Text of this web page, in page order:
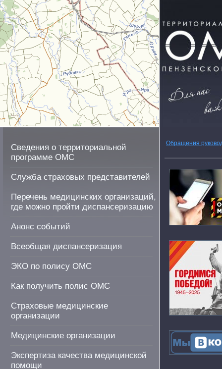
Сведения о территориальной
программе ОМС
Служба страховых представителей
Перечень медицинских организаций,
где можно пройти диспансеризацию
Анонс событий
Всеобщая диспансеризация
ЭКО по полису ОМС
Как получить полис ОМС
Страховые медицинские
организации
Медицинские организации
Экспертиза качества медицинской
помощи
Обращения